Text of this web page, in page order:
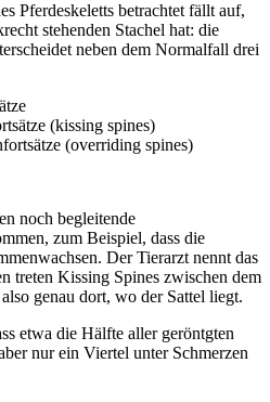
Pferdeskeletts betrachtet fällt auf,
stehenden Stachel hat: die
neben dem Normalfall drei
(kissing spines)
(overriding spines)
noch begleitende
zum Beispiel, dass die
Der Tierarzt nennt das
treten Kissing Spines zwischen dem
genau dort, wo der Sattel liegt.
etwa die Hälfte aller geröntgten
nur ein Viertel unter Schmerzen